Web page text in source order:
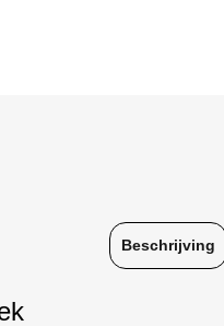
Beschrijving